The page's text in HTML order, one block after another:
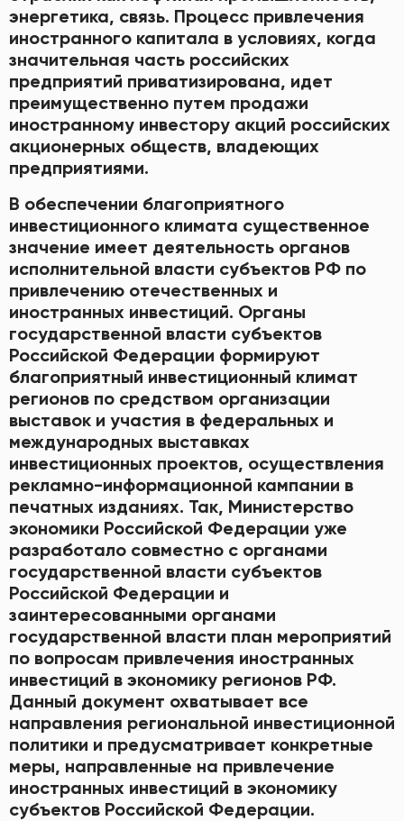
энергетика, связь. Процесс привлечения
иностранного капитала в условиях, когда
значительная часть российских
предприятий приватизирована, идет
преимущественно путем продажи
иностранному инвестору акций российских
акционерных обществ, владеющих
предприятиями.
В обеспечении благоприятного
инвестиционного климата существенное
значение имеет деятельность органов
исполнительной власти субъектов РФ по
привлечению отечественных и
иностранных инвестиций. Органы
государственной власти субъектов
Российской Федерации формируют
благоприятный инвестиционный климат
регионов по средством организации
выставок и участия в федеральных и
международных выставках
инвестиционных проектов, осуществления
рекламно-информационной кампании в
печатных изданиях. Так, Министерство
экономики Российской Федерации уже
разработало совместно с органами
государственной власти субъектов
Российской Федерации и
заинтересованными органами
государственной власти план мероприятий
по вопросам привлечения иностранных
инвестиций в экономику регионов РФ.
Данный документ охватывает все
направления региональной инвестиционной
политики и предусматривает конкретные
меры, направленные на привлечение
иностранных инвестиций в экономику
субъектов Российской Федерации.